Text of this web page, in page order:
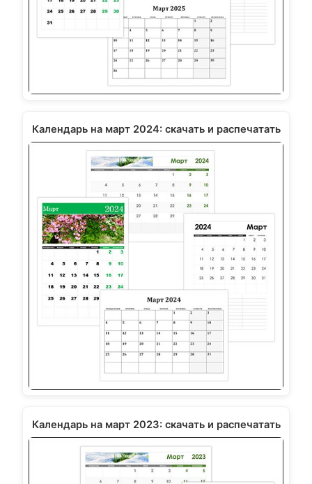
Календарь на март 2024: скачать и распечатать
Календарь на март 2023: скачать и распечатать